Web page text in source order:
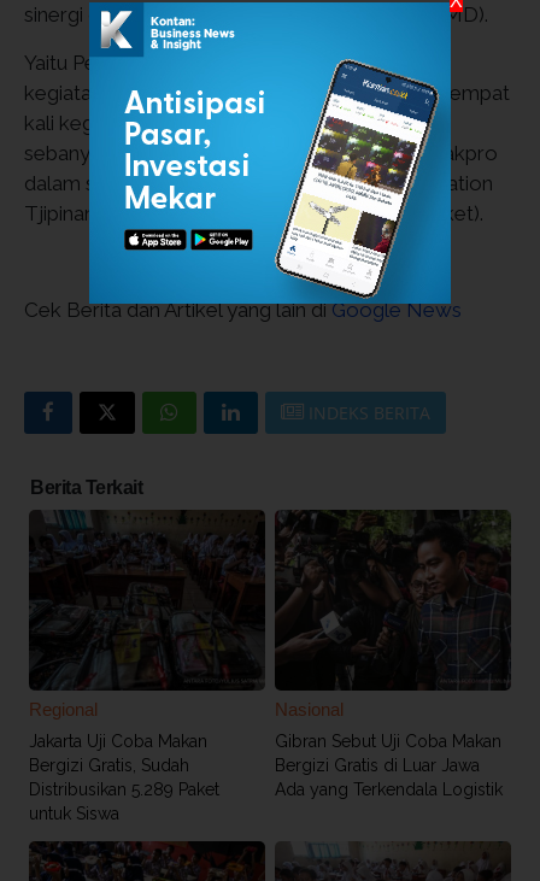
sinergi dengan Badan Usaha Milik Daerah (BUMD).
Yaitu Perumda Dharma Jaya sebanyak tiga kali
kegiatan (2.421 paket), PT Bank DKI sebanyak empat
kali kegiatan (2.570 paket), Perumda PAM Jaya
sebanyak dua kali kegiatan (1.500 paket), PT Jakpro
dalam sekali kegiatan (900 paket), PT Food Station
Tjipinang Jaya dalam sekali kegiatan (1.600 paket).
Cek Berita dan Artikel yang lain diGoogle News
INDEKS BERITA
Berita Terkait
Regional
Jakarta Uji Coba Makan
Bergizi Gratis, Sudah
Distribusikan 5.289 Paket
untuk Siswa
Nasional
Gibran Sebut Uji Coba Makan
Bergizi Gratis di Luar Jawa
Ada yang Terkendala Logistik